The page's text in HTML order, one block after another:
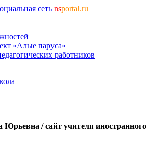
сеть nsportal.ru
«Алые паруса»
работников
/ сайт учителя иностранного